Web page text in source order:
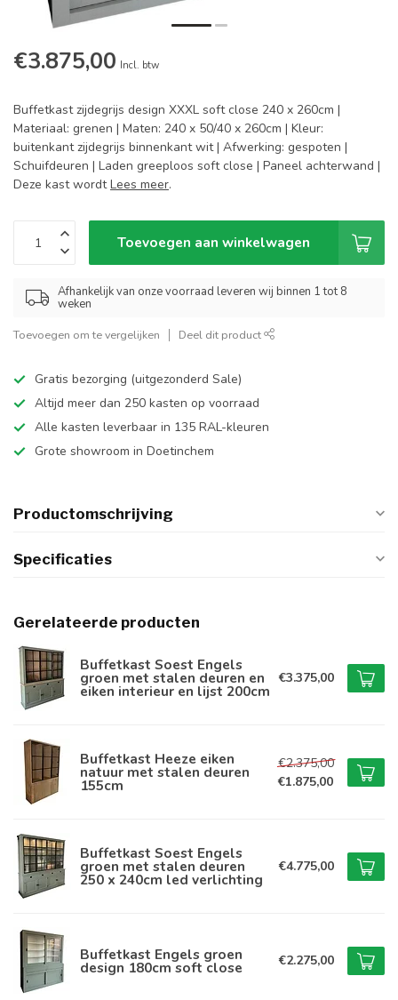
€3.875,00 Incl. btw
Buffetkast zijdegrijs design XXXL soft close 240 x 260cm |
Materiaal: grenen | Maten: 240 x 50/40 x 260cm | Kleur:
buitenkant zijdegrijs binnenkant wit | Afwerking: gespoten |
Schuifdeuren | Laden greeploos soft close | Paneel achterwand |
Deze kast wordtLees meer.
Toevoegen aan winkelwagen
Afhankelijk van onze voorraad leveren wij binnen 1 tot 8
weken
Toevoegen om te vergelijken Deel dit product
Gratis bezorging (uitgezonderd Sale)
Altijd meer dan 250 kasten op voorraad
Alle kasten leverbaar in 135 RAL-kleuren
Grote showroom in Doetinchem
Productomschrijving
Specificaties
Gerelateerde producten
Buffetkast Soest Engels
groen met stalen deuren en
eiken interieur en lijst 200cm
€3.375,00
Buffetkast Heeze eiken
natuur met stalen deuren
155cm
€2.375,00
€1.875,00
Buffetkast Soest Engels
groen met stalen deuren
250 x 240cm led verlichting
€4.775,00
Buffetkast Engels groen
design 180cm soft close €2.275,00